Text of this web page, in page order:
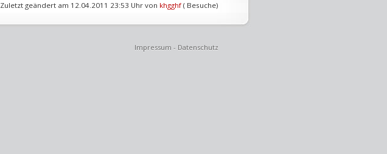
Zuletzt geändert am 12.04.2011 23:53 Uhr von khgghf ( Besuche)
Impressum - Datenschutz